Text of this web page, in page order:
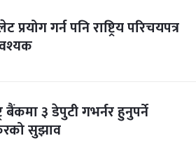
प्रयोग गर्न पनि राष्ट्रिय परिचयपत्र
बैंकमा ३ डेपुटी गभर्नर हुनुपर्ने
सुझाव